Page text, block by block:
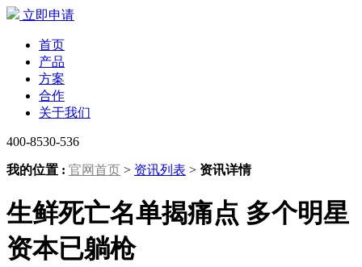
立即申请
首页
产品
方案
合作
关于我们
400-8530-536
我的位置 : 官网首页 > 资讯列表 > 资讯详情
生鲜死亡名单揭痛点 多个明星
资本已躺枪